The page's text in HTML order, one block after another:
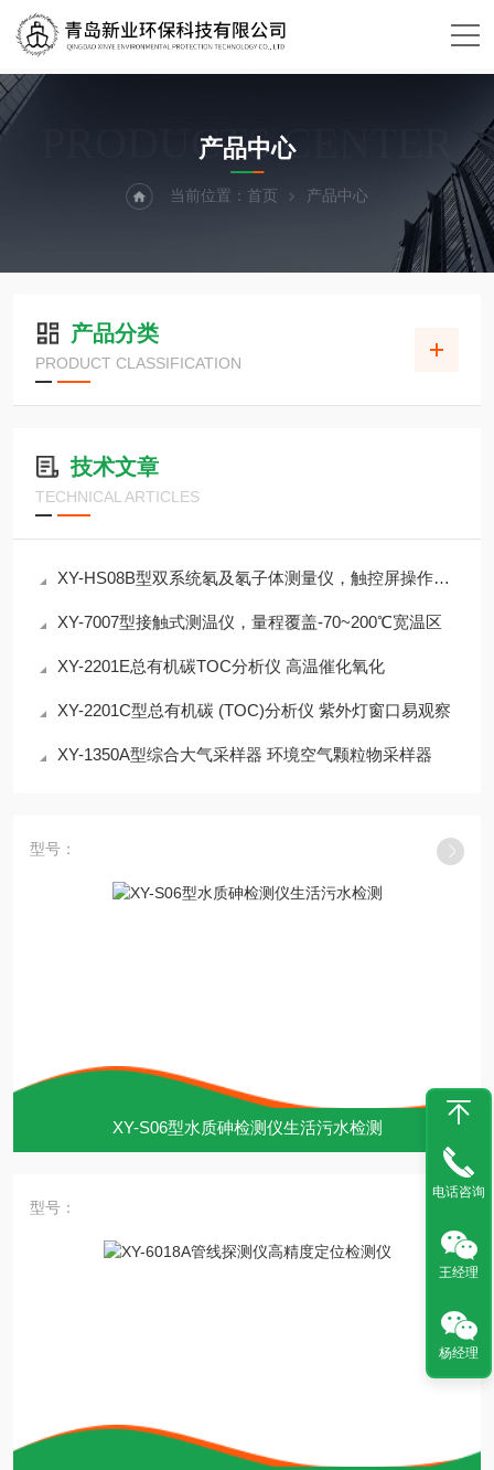
PRODUCTS CENTER
产品中心
当前位置： 首页 产品中心
产品分类
PRODUCT CLASSIFICATION
技术文章
TECHNICAL ARTICLES
XY-HS08B型双系统氡及氡子体测量仪，触控屏操作一键式标准化
XY-7007型接触式测温仪，量程覆盖-70~200℃宽温区
XY-2201E总有机碳TOC分析仪 高温催化氧化
XY-2201C型总有机碳 (TOC)分析仪 紫外灯窗口易观察
XY-1350A型综合大气采样器 环境空气颗粒物采样器
型号：
XY-S06型水质砷检测仪生活污水检测
型号：
电话咨询
王经理
杨经理